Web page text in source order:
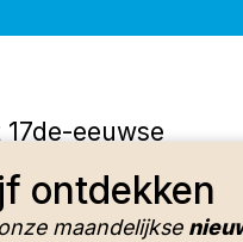
eeuwse
ontdekken
maandelijkse